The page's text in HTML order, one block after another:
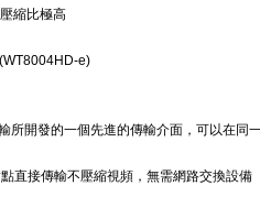
縮比極高
e)
開發的一個先進的傳輸介面，可以在同
直接傳輸不壓縮視頻，無需網路交換設備